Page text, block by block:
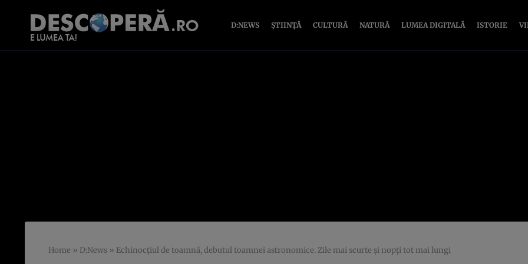
D:NEWS ȘTIINȚĂ CULTURĂ NATURĂ LUMEA DIGITALĂ ISTORIE
Home » D:News » Echinocţiul de toamnă, debutul toamnei astronomice. Zile mai scurte și nopți tot mai lungi